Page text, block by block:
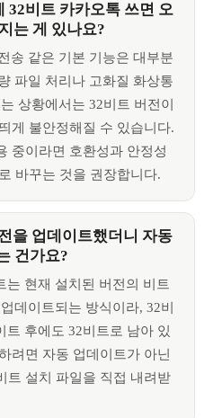
32비트 카카오톡 쓰면 오
는 게 있나요?
송 같은 기본 기능은 대부분
파일 처리나 고화질 화상통
상황에서는 32비트 버전이
게 불안정해질 수 있습니다.
중이라면 호환성과 안정성
바꾸는 것을 권장합니다.
을 업데이트했더니 자동
건가요?
는 현재 설치된 버전의 비트
데이트되는 방식이라, 32비
트 후에도 32비트로 남아 있
려면 자동 업데이트가 아닌
트 설치 파일을 직접 내려받